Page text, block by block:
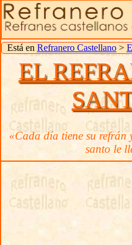
Está en Refranero Castellano>
EL
«Cada día tiene su refrán
santo le